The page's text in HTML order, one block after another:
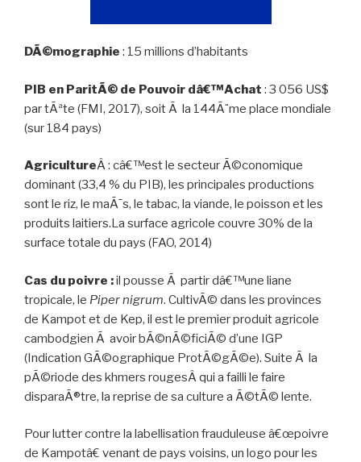
DÃ©mographie : 15 millions d’habitants
PIB en ParitÃ© de Pouvoir dâ€™Achat : 3 056 US$
par tÃªte (FMI, 2017), soit Ã la 144Ã¨me place mondiale
(sur 184 pays)
AgricultureÂ : câ€™est le secteur Ã©conomique
dominant (33,4 % du PIB), les principales productions
sont le riz, le maÃ¯s, le tabac, la viande, le poisson et les
produits laitiers.La surface agricole couvre 30% de la
surface totale du pays (FAO, 2014)
Cas du poivre :il pousse Ã partir dâ€™une liane
tropicale, le Piper nigrum. CultivÃ© dans les provinces
de Kampot et de Kep, il est le premier produit agricole
cambodgien Ã avoir bÃ©nÃ©ficiÃ© d’une IGP
(Indication GÃ©ographique ProtÃ©gÃ©e). Suite Ã la
pÃ©riode des khmers rougesÂqui a failli le faire
disparaÃ®tre, la reprise de sa culture a Ã©tÃ© lente.
Pour lutter contre la labellisation frauduleuse â€œpoivre
de Kampotâ€ venant de pays voisins, un logo pour les